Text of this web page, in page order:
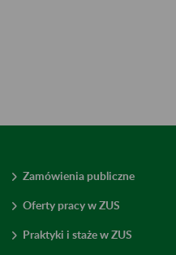
Zamówienia publiczne
Oferty pracy w ZUS
Praktyki i staże w ZUS